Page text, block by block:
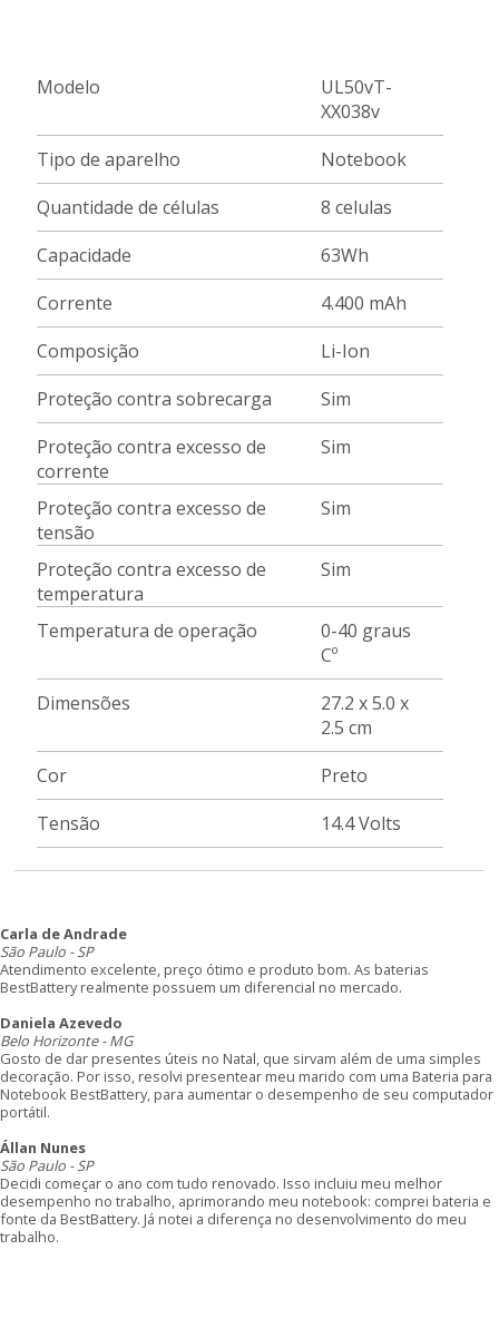
Modelo
UL50vT-
XX038v
Tipo de aparelho
Notebook
Quantidade de células
8 celulas
Capacidade
63Wh
Corrente
4.400 mAh
Composição
Li-Ion
Proteção contra sobrecarga
Sim
Proteção contra excesso de
corrente
Sim
Proteção contra excesso de
tensão
Sim
Proteção contra excesso de
temperatura
Sim
Temperatura de operação
0-40 graus
Cº
Dimensões
27.2 x 5.0 x
2.5 cm
Cor
Preto
Tensão
14.4 Volts
Carla de Andrade
São Paulo - SP
Atendimento excelente, preço ótimo e produto bom. As baterias
BestBattery realmente possuem um diferencial no mercado.
Daniela Azevedo
Belo Horizonte - MG
Gosto de dar presentes úteis no Natal, que sirvam além de uma simples
decoração. Por isso, resolvi presentear meu marido com uma Bateria para
Notebook BestBattery, para aumentar o desempenho de seu computador
portátil.
Állan Nunes
São Paulo - SP
Decidi começar o ano com tudo renovado. Isso incluiu meu melhor
desempenho no trabalho, aprimorando meu notebook: comprei bateria e
fonte da BestBattery. Já notei a diferença no desenvolvimento do meu
trabalho.